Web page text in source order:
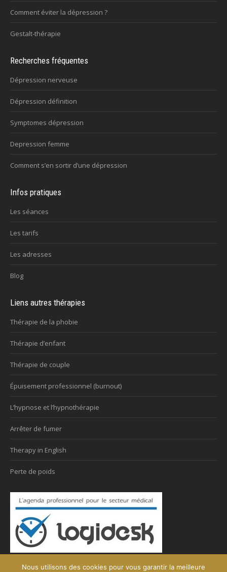
Comment éviter la dépression ?
Gestalt-thérapie
Recherches fréquentes
Dépression nerveuse
Dépression définition
Symptomes dépression
Depression femme
Comment s’en sortir d’une dépression
Infos pratiques
Les séances
Les tarifs
Les adresses
Blog
Liens autres thérapies
Thérapie de la phobie
Thérapie d’enfant
Thérapie de couple
Épuisement professionnel (burnout)
L’hypnose et l’hypnothérapie
Arrêter de fumer
Therapy in English
Perte de poids
Nous utilisons des cookies pour vous garantir la meilleure